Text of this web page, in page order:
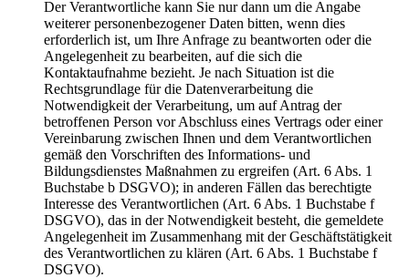
Der Verantwortliche kann Sie nur dann um die Angabe
weiterer personenbezogener Daten bitten, wenn dies
erforderlich ist, um Ihre Anfrage zu beantworten oder die
Angelegenheit zu bearbeiten, auf die sich die
Kontaktaufnahme bezieht. Je nach Situation ist die
Rechtsgrundlage für die Datenverarbeitung die
Notwendigkeit der Verarbeitung, um auf Antrag der
betroffenen Person vor Abschluss eines Vertrags oder einer
Vereinbarung zwischen Ihnen und dem Verantwortlichen
gemäß den Vorschriften des Informations- und
Bildungsdienstes Maßnahmen zu ergreifen (Art. 6 Abs. 1
Buchstabe b DSGVO); in anderen Fällen das berechtigte
Interesse des Verantwortlichen (Art. 6 Abs. 1 Buchstabe f
DSGVO), das in der Notwendigkeit besteht, die gemeldete
Angelegenheit im Zusammenhang mit der Geschäftstätigkeit
des Verantwortlichen zu klären (Art. 6 Abs. 1 Buchstabe f
DSGVO).